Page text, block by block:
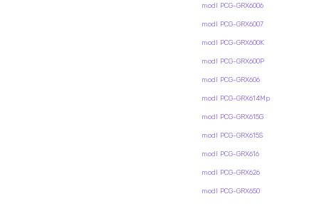
modl PCG-GRX6006
modl PCG-GRX6007
modl PCG-GRX600K
modl PCG-GRX600P
modl PCG-GRX606
modl PCG-GRX614Mp
modl PCG-GRX615G
modl PCG-GRX615S
modl PCG-GRX616
modl PCG-GRX626
modl PCG-GRX650